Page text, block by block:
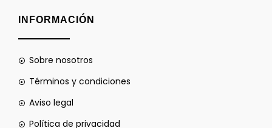
INFORMACIÓN
Sobre nosotros
Términos y condiciones
Aviso legal
Política de privacidad